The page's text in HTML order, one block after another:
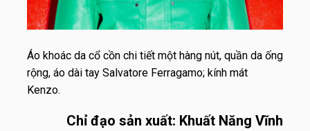
Áo khoác da cổ cồn chi tiết một hàng nút, quần da ống
rộng, áo dài tay Salvatore Ferragamo; kính mát
Kenzo.
Chỉ đạo sản xuất: Khuất Năng Vĩnh